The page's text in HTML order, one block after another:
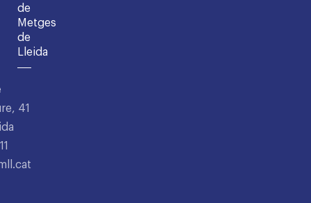
de
Metges
de
Lleida
41